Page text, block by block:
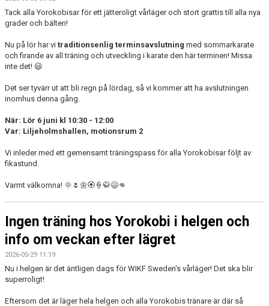
Tack alla Yorokobisar för ett jätteroligt vårläger och stort grattis till alla nya
grader och bälten!
Nu på lör har vi traditionsenlig terminsavslutning med sommarkarate
och firande av all träning och utveckling i karate den här terminen! Missa
inte det! 😃
Det ser tyvärr ut att bli regn på lördag, så vi kommer att ha avslutningen
inomhus denna gång.
När: Lör 6 juni kl 10:30 - 12:00
Var: Liljeholmshallen, motionsrum 2
Vi inleder med ett gemensamt träningspass för alla Yorokobisar följt av
fikastund.
Varmt välkomna! 🌞🌷🌼🏵️🍦🥋😃👊
Ingen träning hos Yorokobi i helgen och
info om veckan efter lägret
2026-05-29 11:19
Nu i helgen är det äntligen dags för WIKF Sweden's vårläger! Det ska blir
superroligt!
Eftersom det är läger hela helgen och alla Yorokobis tränare är där så